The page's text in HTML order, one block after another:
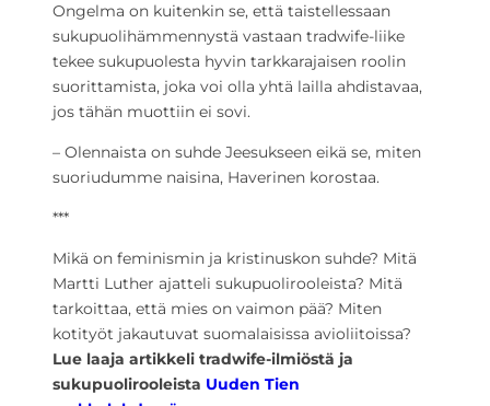
Ongelma on kuitenkin se, että taistellessaan
sukupuolihämmennystä vastaan tradwife-liike
tekee sukupuolesta hyvin tarkkarajaisen roolin
suorittamista, joka voi olla yhtä lailla ahdistavaa,
jos tähän muottiin ei sovi.
– Olennaista on suhde Jeesukseen eikä se, miten
suoriudumme naisina, Haverinen korostaa.
***
Mikä on feminismin ja kristinuskon suhde? Mitä
Martti Luther ajatteli sukupuolirooleista? Mitä
tarkoittaa, että mies on vaimon pää? Miten
kotityöt jakautuvat suomalaisissa avioliitoissa?
Lue laaja artikkeli tradwife-ilmiöstä ja
sukupuolirooleista Uuden Tien